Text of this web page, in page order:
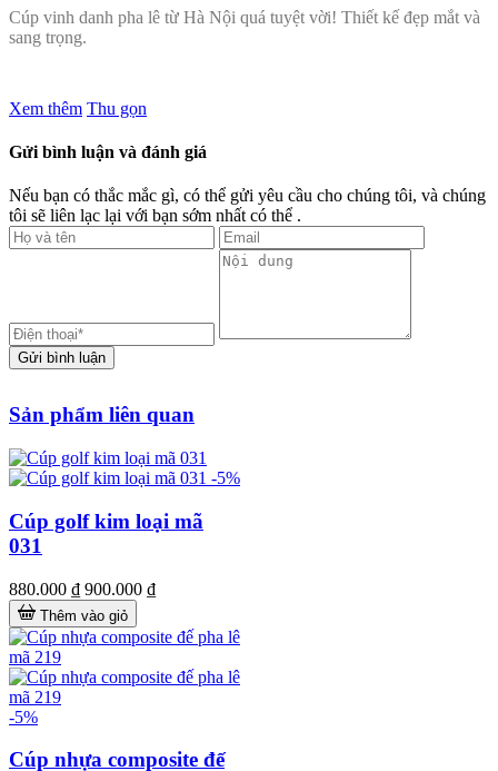
Cúp vinh danh pha lê từ Hà Nội quá tuyệt vời! Thiết kế đẹp mắt và
sang trọng.
Xem thêm Thu gọn
Gửi bình luận và đánh giá
Nếu bạn có thắc mắc gì, có thể gửi yêu cầu cho chúng tôi, và chúng
tôi sẽ liên lạc lại với bạn sớm nhất có thể .
Gửi bình luận
Sản phẩm liên quan
-5%
Cúp golf kim loại mã
031
880.000 ₫ 900.000 ₫
Thêm vào giỏ
-5%
Cúp nhựa composite đế